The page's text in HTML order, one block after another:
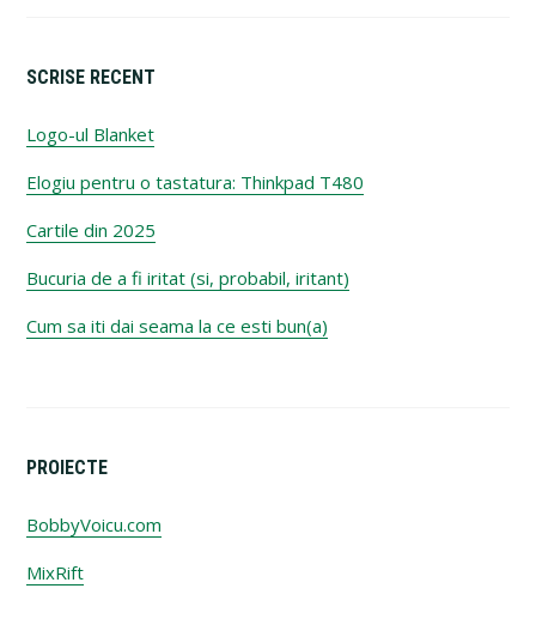
SCRISE RECENT
Logo-ul Blanket
Elogiu pentru o tastatura: Thinkpad T480
Cartile din 2025
Bucuria de a fi iritat (si, probabil, iritant)
Cum sa iti dai seama la ce esti bun(a)
PROIECTE
BobbyVoicu.com
MixRift